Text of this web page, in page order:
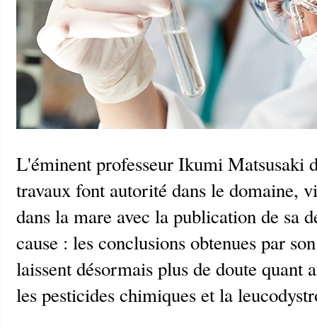
L'éminent professeur Ikumi Matsusaki
travaux font autorité dans le domaine,
dans la mare avec la publication de sa
cause : les conclusions obtenues par
laissent désormais plus de doute quant
les pesticides chimiques et la